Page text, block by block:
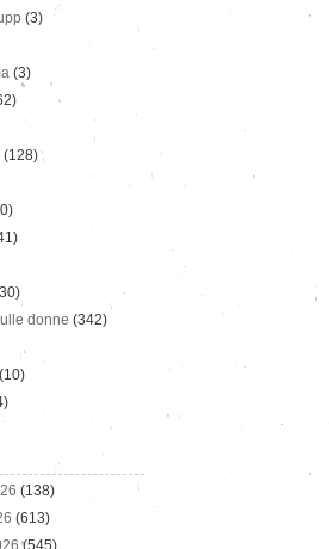
(3)
(3)
(128)
donne (342)
(10)
(138)
(613)
(545)